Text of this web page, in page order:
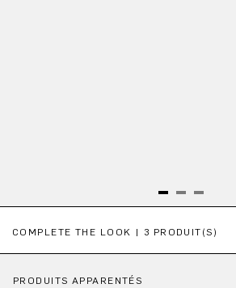
COMPLETE THE LOOK | 3 PRODUIT(S)
PRODUITS APPARENTÉS